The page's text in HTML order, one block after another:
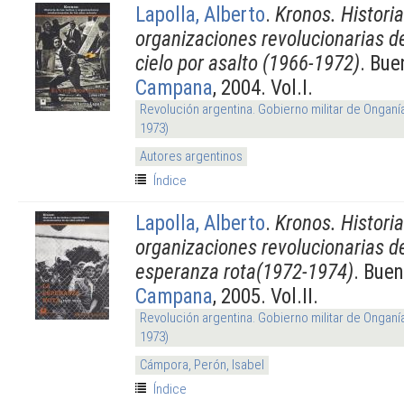
Lapolla, Alberto. Kronos.
organizaciones revolucionarias
cielo por asalto (1966-1972).
Campana, 2004. Vol.I.
Revolución argentina. Gobierno militar de
1973)
Autores argentinos
Índice
Lapolla, Alberto. Kronos.
organizaciones revolucionarias
esperanza rota(1972-1974).
Campana, 2005. Vol.II.
Revolución argentina. Gobierno militar de
1973)
Cámpora, Perón, Isabel
Índice